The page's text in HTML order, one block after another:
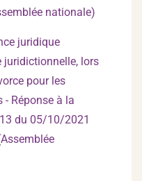
nationale)
juridique
juridictionnelle, lors
pour les
- Réponse à la
du 05/10/2021